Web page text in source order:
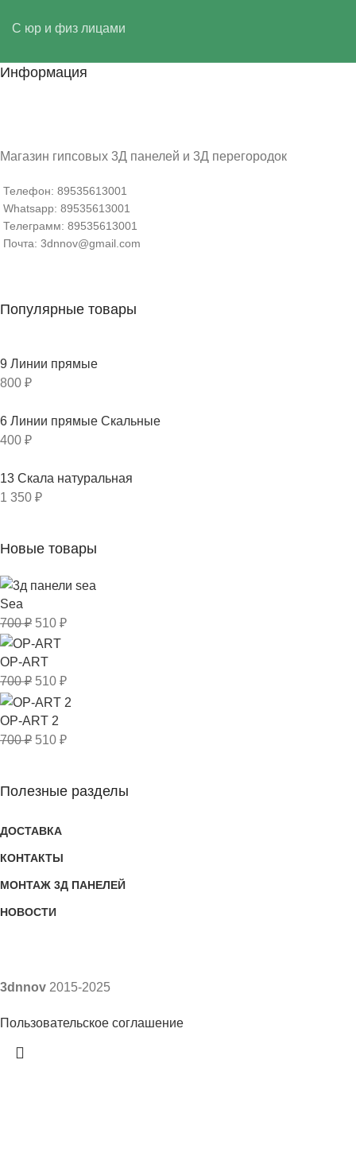
С юр и физ лицами
Информация
Магазин гипсовых 3Д панелей и 3Д перегородок
Телефон: 89535613001
Whatsapp: 89535613001
Телеграмм: 89535613001
Почта: 3dnnov@gmail.com
Популярные товары
9 Линии прямые
800 ₽
6 Линии прямые Скальные
400 ₽
13 Скала натуральная
1 350 ₽
Новые товары
Sea
700₽ 510 ₽
OP-ART
700₽ 510 ₽
OP-ART 2
700₽ 510 ₽
Полезные разделы
ДОСТАВКА
КОНТАКТЫ
МОНТАЖ 3Д ПАНЕЛЕЙ
НОВОСТИ
3dnnov 2015-2025
Пользовательское соглашение